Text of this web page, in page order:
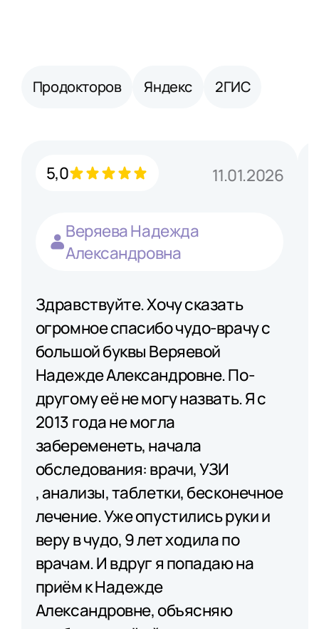
Продокторов Яндекс 2ГИС
5,0 11.01.2026
Веряева Надежда
Александровна
Здравствуйте. Хочу сказать
огромное спасибо чудо-врачу с
большой буквы Веряевой
Надежде Александровне. По-
другому её не могу назвать. Я с
2013 года не могла
забеременеть, начала
обследования: врачи, УЗИ​
, анализы​, таблетки, бесконечное
лечение. Уже опустились руки и
веру в чудо, 9 лет ходила по
врачам. И вдруг я попадаю на
приём к Надежде
Александровне, объясняю